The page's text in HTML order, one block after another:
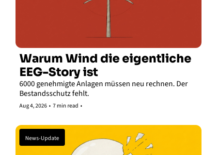
Warum Wind die eigentliche
EEG-Story ist
6000 genehmigte Anlagen müssen neu rechnen. Der
Bestandsschutz fehlt.
Aug 4, 2026 • 7 min read •
News-Update